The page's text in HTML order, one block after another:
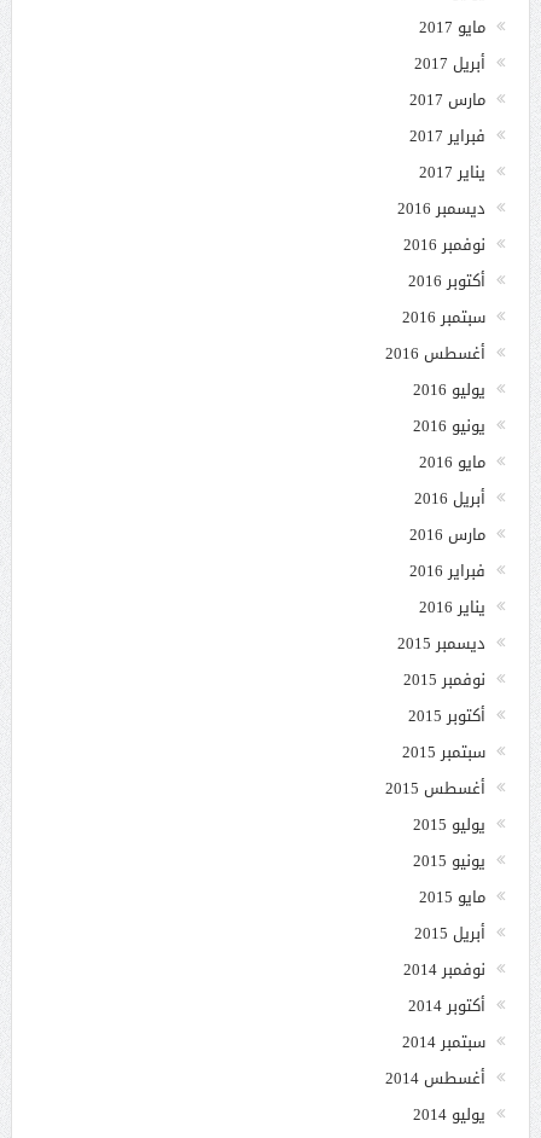
مايو 2017
أبريل 2017
مارس 2017
فبراير 2017
يناير 2017
ديسمبر 2016
نوفمبر 2016
أكتوبر 2016
سبتمبر 2016
أغسطس 2016
يوليو 2016
يونيو 2016
مايو 2016
أبريل 2016
مارس 2016
فبراير 2016
يناير 2016
ديسمبر 2015
نوفمبر 2015
أكتوبر 2015
سبتمبر 2015
أغسطس 2015
يوليو 2015
يونيو 2015
مايو 2015
أبريل 2015
نوفمبر 2014
أكتوبر 2014
سبتمبر 2014
أغسطس 2014
يوليو 2014